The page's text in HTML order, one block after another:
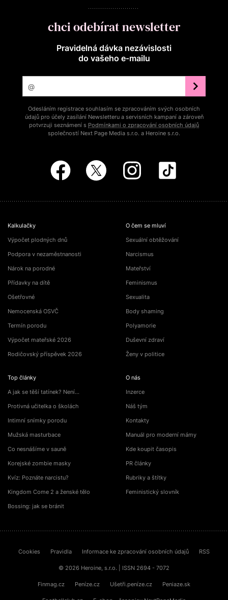
chci odebírat newsletter
Pravidelná dávka nezávislosti
do vašeho e‑mailu
Odesláním registrace souhlasím se zpracováním svých osobních
údajů pro účely zasílání Newsletteru a servisních kampaní a zároveň
potvrzuji seznámení s Podmínkami o zpracování osobních údajů
společností Next Page Media s.r.o. a Heroine s.r.o.
Kalkulačky
Výpočet plodných dnů
Podpora v nezaměstnanosti
Nárok na porodné
Přídavky na dítě
Ošetřovné
Nemocenská OSVČ
Termín porodu
Výpočet mateřské 2026
Rodičovský příspěvek 2026
Top články
A jak se těší tatínek? Není…
Protivná učitelka o školách
Intimní snímky porodu
Mužská masturbace
Co nesnášíme v sauně
Korejské zombie masky
Kvíz: Poznáte narcistu?
Kingdom Come 2 a ženské tělo
Bossing: jak se bránit
O čem se mluví
Sexuální obtěžování
Narcismus
Mateřství
Feminismus
Sexualita
Body shaming
Polyamorie
Duševní zdraví
Ženy v politice
O nás
Inzerce
Náš tým
Kontakty
Manuál pro moderní mámy
Kde koupit časopis
PR články
Rubriky a štítky
Feministický slovník
Cookies Pravidla Informace ke zpracování osobních údajů RSS
© 2026 Heroine, s.r.o. | ISSN 2694 - 7072
Finmag.cz Peníze.cz Ušetři.peníze.cz Peniaze.sk